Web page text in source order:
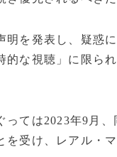
明を発表し、疑惑
的な視聴」に限ら
っては2023年9月
を受け、レアル・